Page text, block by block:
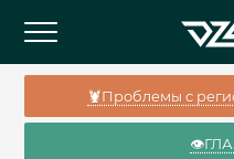
🦞Проблемы с